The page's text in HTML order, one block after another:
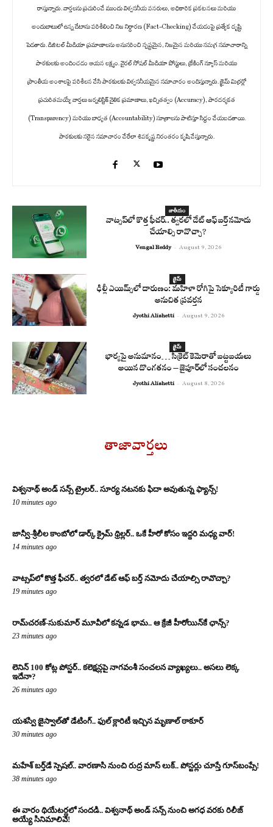
రాస్తున్నారు. వార్తలను ప్రచురించే ముందు విశ్వసనీయ వనరులు, అధికారిక ప్రకటనలు మరియు
అందుబాటులో ఉన్న డేటాను పరిశీలించి నిజ నిర్ధారణ (Fact-Checking) చేయడంపై ప్రత్యేక దృష్టి
పెడతారు. డిజిటల్ మీడియా ప్రమాణాలను అనుసరించి స్పష్టమైన, నిజమైన మరియు సమగ్ర సమాచారాన్ని
పాఠకులకు అందించడం ఆయన లక్ష్యం. వైరల్ సోషల్ మీడియా పోస్టులు, బ్రేకింగ్ న్యూస్ మరియు
ప్రాంతీయ అంశాలపై పరిశీలన చేసి పాఠకులకు విశ్వసనీయమైన సమాచారం అందిస్తున్నారు. క్రైమ్ మిర్రర్లో
ప్రచురితమయ్యే వార్తలు జర్నలిస్టిక్ నైతిక ప్రమాణాలు, ఖచ్చితత్వం (Accuracy), పారదర్శకత
(Transparency) మరియు బాధ్యత (Accountability) సూత్రాలను పాటిస్తూ సిద్ధం చేయబడతాయి.
పాఠకులకు సరైన సమాచారం చేరేలా శివకృష్ణ నిరంతరం కృషి చేస్తున్నారు.
జాతీయం
వాట్సప్‌లో కొత్త ఫీచర్.. త్వరలో డేట్ ఆఫ్ బర్త్ నమోదు
చేయాల్సి రావొచ్చా?
Vengal Reddy - August 9, 2026
క్రైమ్
ఢిల్లీ ఎయిమ్స్‌లో దారుణం: మహిళా రోగిపై సెక్యూరిటీ గార్డు
అనుచిత ప్రవర్తన
Jyothi Alishetti - August 9, 2026
క్రైమ్
భార్యపై అనుమానం… సీక్రెట్ కెమెరాతో బట్టబయలు
అయిన దొంగతనం – జైపూర్‌లో సంచలనం
Jyothi Alishetti - August 8, 2026
తాజావార్తలు
విశ్వనాథ్ అండ్ సన్స్ ట్రైలర్.. సూర్య నటనకు ఫిదా అవుతున్న ఫ్యాన్స్!
10 minutes ago
జాన్వీ-శ్రీలీల కాంబోలో డార్క్ క్రైమ్ థ్రిల్లర్.. ఒకే హీరో కోసం ఇద్దరి మధ్య వార్!
14 minutes ago
వాట్సప్‌లో కొత్త ఫీచర్.. త్వరలో డేట్ ఆఫ్ బర్త్ నమోదు చేయాల్సి రావొచ్చా?
19 minutes ago
రామ్‌చరణ్‌-సుకుమార్‌ మూవీలో కన్నడ భామ.. ఆ క్రేజీ హీరోయిన్‌కే ఛాన్స్?
23 minutes ago
లెనిన్ 100 కోట్ల పోస్టర్‌.. కలెక్షన్లపై నాగవంశీ సంచలన వ్యాఖ్యలు.. అసలు లెక్క
ఇదేనా?
26 minutes ago
యశస్వి జైస్వాల్‌తో డేటింగ్.. ఫుల్ క్లారిటీ ఇచ్చిన మృణాల్ ఠాకూర్‌
30 minutes ago
మహేశ్ బర్త్‌డే స్పెషల్.. వారణాసి నుంచి రుద్ర మాస్ లుక్.. పోస్టర్లు చూస్తే గూస్‌బంప్సే!
38 minutes ago
ఈ వారం థియేటర్లలో సందడి.. విశ్వనాథ్ అండ్ సన్స్ నుంచి అగధ వరకు రిలీజ్
అయ్యే సినిమాలివే!